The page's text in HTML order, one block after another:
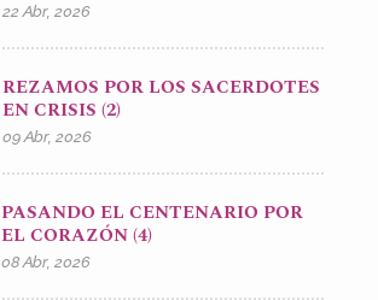
22 Abr, 2026
REZAMOS POR LOS SACERDOTES
EN CRISIS (2)
09 Abr, 2026
PASANDO EL CENTENARIO POR
EL CORAZÓN (4)
08 Abr, 2026